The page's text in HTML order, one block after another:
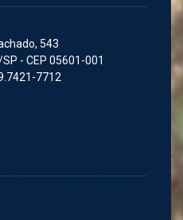
543
- CEP 05601-001
7712